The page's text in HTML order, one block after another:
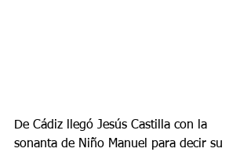
De Cádiz llegó Jesús Castilla con la
sonanta de Niño Manuel para decir su